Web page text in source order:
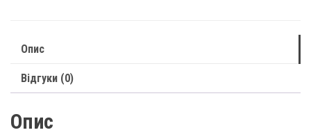
Опис
Відгуки (0)
Опис